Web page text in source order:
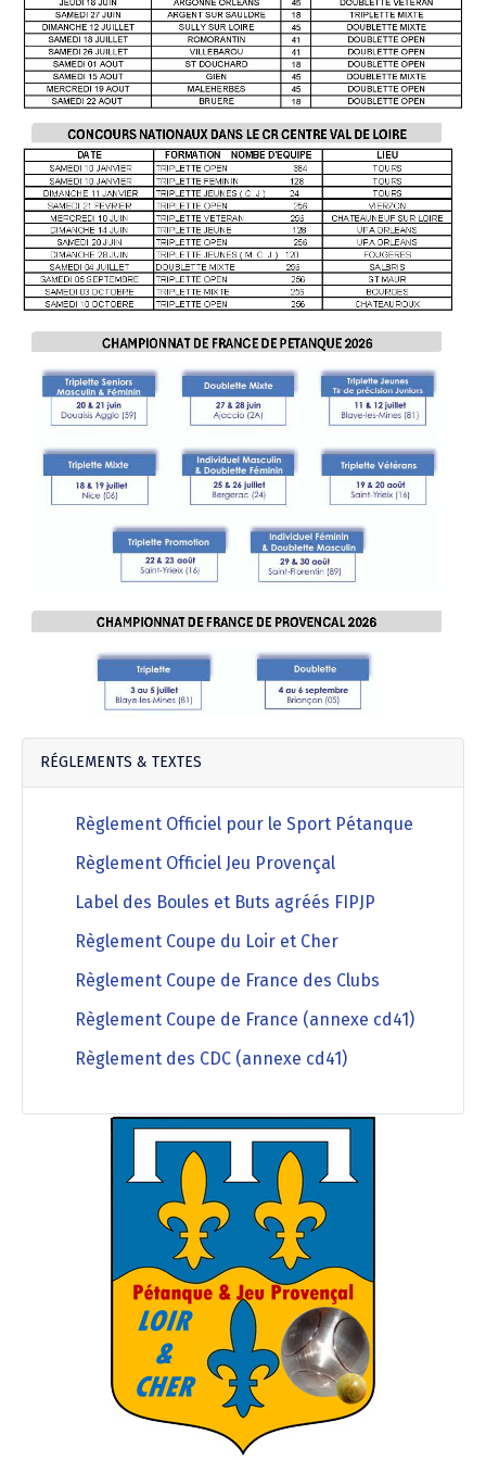
RÉGLEMENTS & TEXTES
Règlement Officiel pour le Sport Pétanque
Règlement Officiel Jeu Provençal
Label des Boules et Buts agréés FIPJP
Règlement Coupe du Loir et Cher
Règlement Coupe de France des Clubs
Règlement Coupe de France (annexe cd41)
Règlement des CDC (annexe cd41)
Agenda Concours Vétérans
Régionaux & Championnats de France
Résultats & Classement Division 4 B
Résultats & Classement Division 5 A
Championnat Triplettes Mixtes
Championnat Triplettes Vétérans
Palmarès Comité du Loir & Cher
Championnat Individuel Féminin
Championnat Individuel Masculin